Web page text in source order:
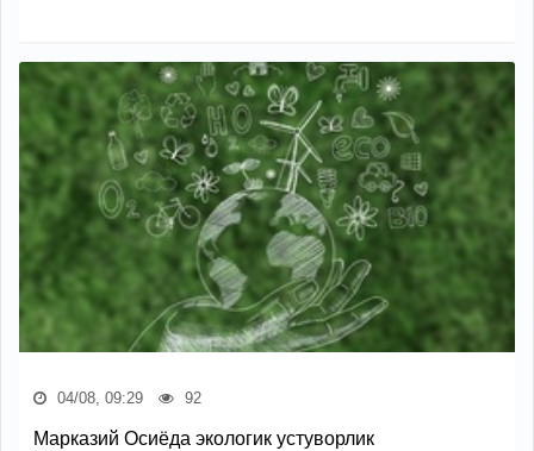
04/08, 09:29 92
Марказий Осиёда экологик устуворлик